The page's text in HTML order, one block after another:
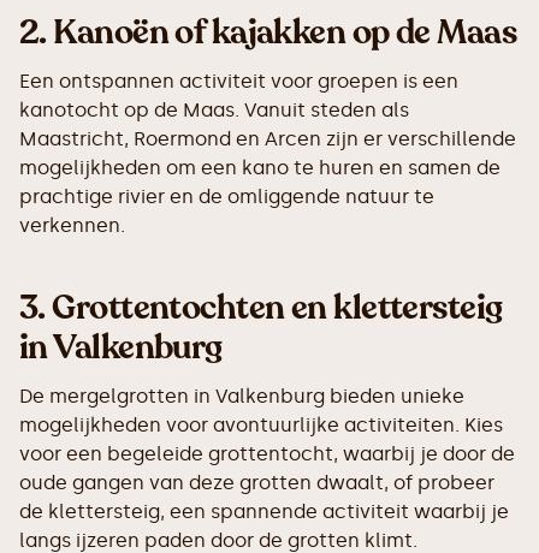
2.Kanoën of kajakken op de Maas
Een ontspannen activiteit voor groepen is een
kanotocht op de Maas. Vanuit steden als
Maastricht, Roermond en Arcen zijn er verschillende
mogelijkheden om een kano te huren en samen de
prachtige rivier en de omliggende natuur te
verkennen.
3.Grottentochten en klettersteig
in Valkenburg
De mergelgrotten in Valkenburg bieden unieke
mogelijkheden voor avontuurlijke activiteiten. Kies
voor een begeleide grottentocht, waarbij je door de
oude gangen van deze grotten dwaalt, of probeer
de klettersteig, een spannende activiteit waarbij je
langs ijzeren paden door de grotten klimt.